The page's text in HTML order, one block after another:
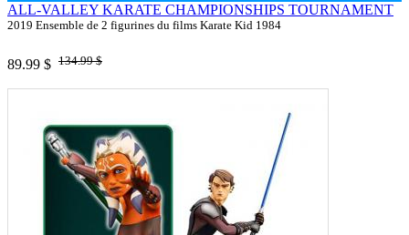
ALL-VALLEY KARATE CHAMPIONSHIPS TOURNAMENT
2019 Ensemble de 2 figurines du films Karate Kid 1984
89.99 $ 134.99 $